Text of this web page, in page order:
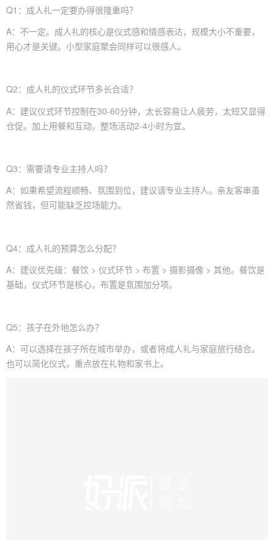
Q1：成人礼一定要办得很隆重吗？
A：不一定。成人礼的核心是仪式感和情感表达，规模大小不重要，
用心才是关键。小型家庭聚会同样可以很感人。
Q2：成人礼的仪式环节多长合适？
A：建议仪式环节控制在30-60分钟，太长容易让人疲劳，太短又显得
仓促。加上用餐和互动，整场活动2-4小时为宜。
Q3：需要请专业主持人吗？
A：如果希望流程顺畅、氛围到位，建议请专业主持人。亲友客串虽
然省钱，但可能缺乏控场能力。
Q4：成人礼的预算怎么分配？
A：建议优先级：餐饮 > 仪式环节 > 布置 > 摄影摄像 > 其他。餐饮是
基础，仪式环节是核心，布置是氛围加分项。
Q5：孩子在外地怎么办？
A：可以选择在孩子所在城市举办，或者将成人礼与家庭旅行结合。
也可以简化仪式，重点放在礼物和家书上。